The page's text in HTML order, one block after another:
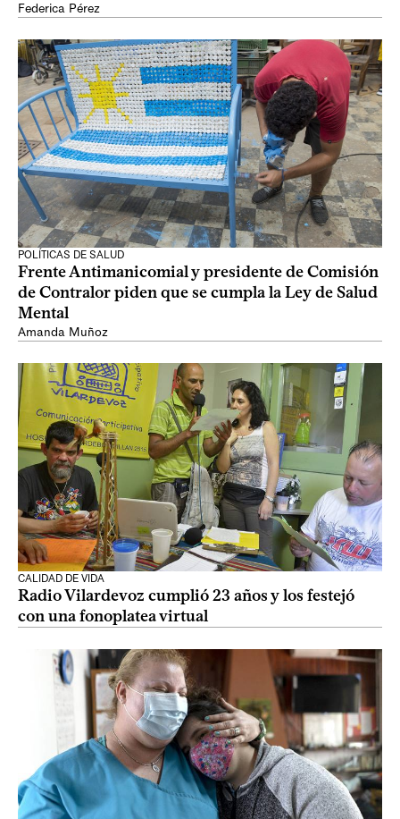
Federica Pérez
POLÍTICAS DE SALUD
Frente Antimanicomial y presidente de Comisión
de Contralor piden que se cumpla la Ley de Salud
Mental
Amanda Muñoz
CALIDAD DE VIDA
Radio Vilardevoz cumplió 23 años y los festejó
con una fonoplatea virtual